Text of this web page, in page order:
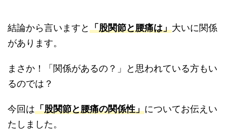
結論から言いますと「股関節と腰痛は」大いに関係
があります。
まさか！「関係があるの？」と思われている方もい
るのでは？
今回は「股関節と腰痛の関係性」についてお伝えい
たしました。